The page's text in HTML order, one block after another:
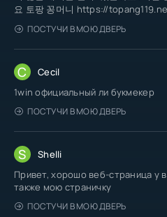
요 토팡 꽁머니 https://
ПОСТУЧИ В МОЮ ДВЕРЬ
C Cecil
1win официальный ли букмекер
ПОСТУЧИ В МОЮ ДВЕРЬ
S Shelli
Привет, хорошо веб-страница у
также мою страничку
ПОСТУЧИ В МОЮ ДВЕРЬ